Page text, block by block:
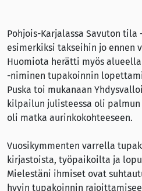
Pohjois-Karjalassa Savuton
esimerkiksi takseihin jo ennen
Huomiota herätti myös
-niminen tupakoinnin
Puska toi mukanaan
kilpailun julisteessa oli
oli matka aurinkokohteeseen.
Vuosikymmenten varrella
kirjastoista, työpaikoilta ja
Mielestäni ihmiset ovat
hyvin tupakoinnin